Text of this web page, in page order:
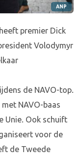
ANP
premier Dick
Volodymyr
de NAVO-top.
NAVO-baas
Unie. Ook schuift
voor de
de Tweede